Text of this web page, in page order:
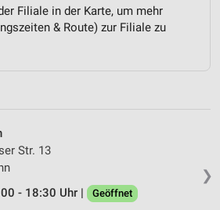
Filiale in der Karte, um mehr
& Route) zur Filiale zu
❯
Str. 13
- 18:30 Uhr |
Geöffnet